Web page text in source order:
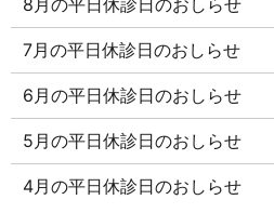
8月の平日休診日のおしらせ
7月の平日休診日のおしらせ
6月の平日休診日のおしらせ
5月の平日休診日のおしらせ
4月の平日休診日のおしらせ